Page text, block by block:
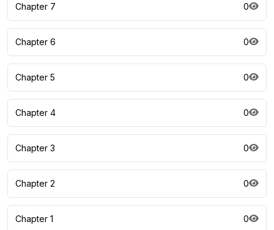
Chapter 7 0
Chapter 6 0
Chapter 5 0
Chapter 4 0
Chapter 3 0
Chapter 2 0
Chapter 1 0